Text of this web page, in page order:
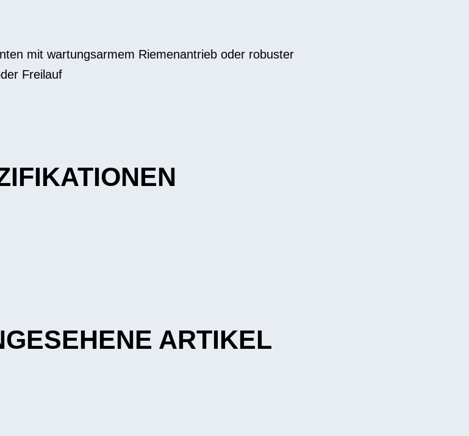
mit wartungsarmem Riemenantrieb oder robuster
Freilauf
ARTIKEL